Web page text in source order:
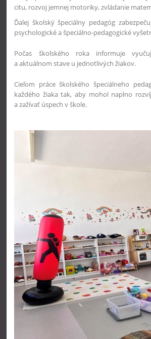
citu, rozvoj jemnej motoriky, zvládanie
Ďalej školský špeciálny pedagóg
psychologické a špeciálno-pedagogické
Počas školského roka informuje
a aktuálnom stave u jednotlivých žiakov.
Cieľom práce školského špeciálneho
každého žiaka tak, aby mohol naplno
a zažívať úspech v škole.